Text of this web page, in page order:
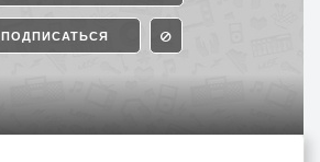
ПОДПИСАТЬСЯ